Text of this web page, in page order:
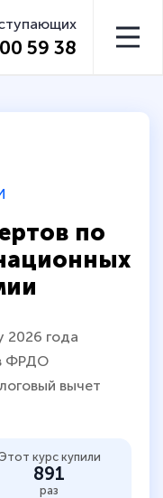
59 38
по
2026 года
ФРДО
вычет
Этот курс купили
891
раз